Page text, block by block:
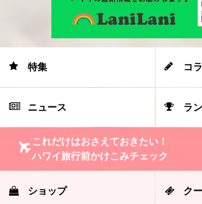
特集 コ
ニュース ラ
これだけはおさえておきたい！
ハワイ旅行前かけこみチェック
ショップ ク